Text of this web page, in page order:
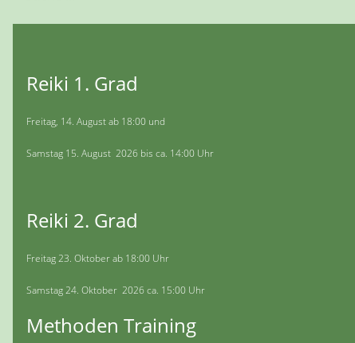
Reiki 1. Grad
Freitag, 14. August ab 18:00 und
Samstag 15. August 2026 bis ca. 14:00 Uhr
Reiki 2. Grad
Freitag 23. Oktober ab 18:00 Uhr
Samstag 24. Oktober 2026 ca. 15:00 Uhr
Methoden Training